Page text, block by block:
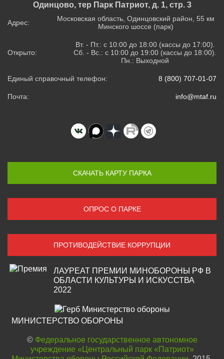
Одинцово, тер Парк Патриот, д. 1, стр. 3
Адрес:
Московская область, Одинцовский район, 55 км
Минского шоссе (парк)
Открыто:
Вт. - Пт.: с 10:00 до 18:00 (кассы до 17:00).
Сб. - Вс.: с 10:00 до 19:00 (кассы до 18:00).
Пн.: Выходной
Единый справочный телефон: 8 (800) 707-01-07
Почта: info@mtaf.ru
СКАЧАТЬ КАРТУ ПАРКА
ОПРОС О ПАРКЕ
ПРОТИВОДЕЙСТВИЕ КОРРУПЦИИ
ЛАУРЕАТ ПРЕМИИ МИНОБОРОНЫ РФ В
ОБЛАСТИ КУЛЬТУРЫ И ИСКУССТВА
2022
МИНИСТЕРСТВО ОБОРОНЫ
© Федеральное государственное автономное
учреждение «Центральный парк «Патриот»